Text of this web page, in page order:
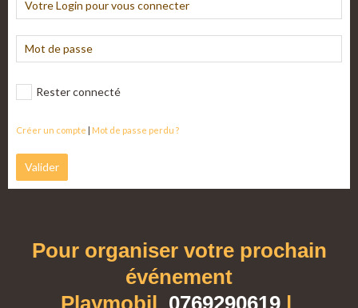
Rester connecté
Créer un compte | Mot de passe perdu ?
Valider
Pour organiser votre prochain
événement
Playmobil 0769290619 |